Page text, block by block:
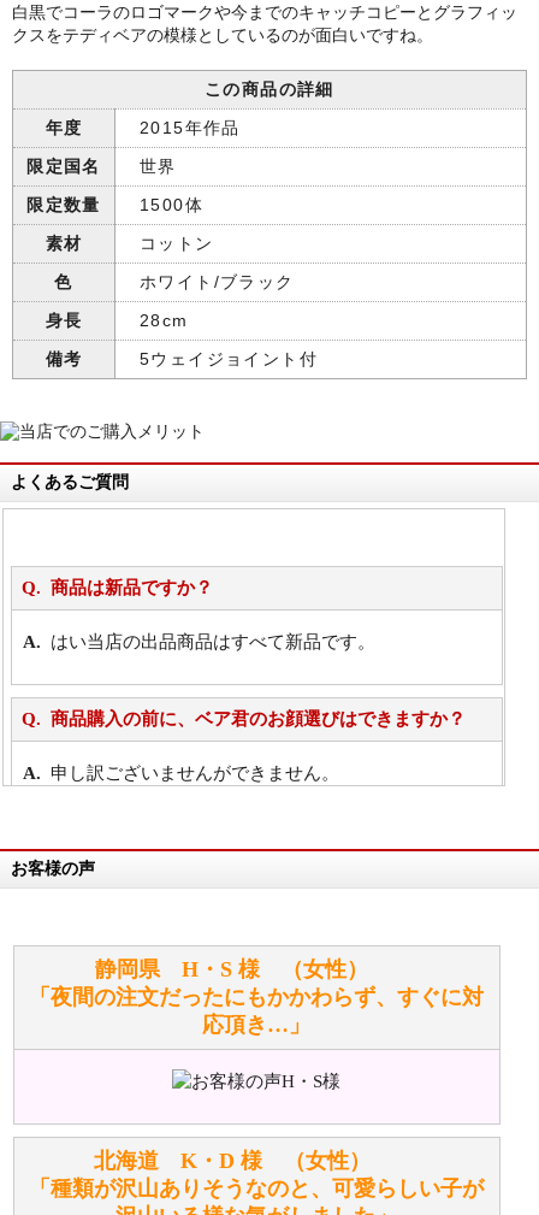
白黒でコーラのロゴマークや今までのキャッチコピーとグラフィッ
クスをテディベアの模様としているのが面白いですね。
この商品の詳細
年度
2015年作品
限定国名
世界
限定数量
1500体
素材
コットン
色
ホワイト/ブラック
身長
28cm
備考
5ウェイジョイント付
よくあるご質問
商品は新品ですか？
はい当店の出品商品はすべて新品です。
商品購入の前に、ベア君のお顔選びはできますか？
申し訳ございませんができません。
万が一欲しい商品が見つからない場合は、探して取り
お任せください！それは当店が謡っています「おも
てなしの心」で対応させていただきます。
シュタイフのぬいぐるみは洗濯できますか？ ぬいぐ
るみのお手入れ方法を教えてください。
詳しくはこちら をご覧ください。
お客様の声
静岡県 H・S 様 （女性）
「夜間の注文だったにもかかわらず、すぐに対
応頂き…」
北海道 K・D 様 （女性）
「種類が沢山ありそうなのと、可愛らしい子が